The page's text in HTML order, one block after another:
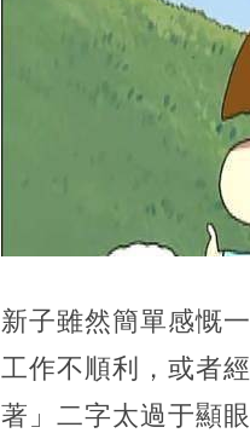
新子雖然簡單感慨
工作不順利，或者
著」二字太過于顯